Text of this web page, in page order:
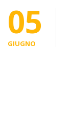
05
GIUGNO